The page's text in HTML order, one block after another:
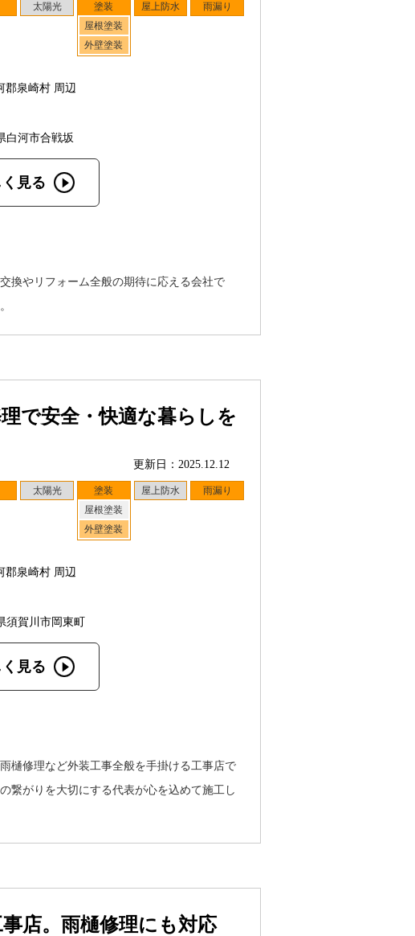
太陽光
塗装
屋根塗装
外壁塗装
屋上防水 雨漏り
郡泉崎村 周辺
白河市合戦坂
見る
換やリフォーム全般の期待に応える会社で
で安全・快適な暮らしを
更新日：2025.12.12
太陽光
塗装
屋根塗装
外壁塗装
屋上防水 雨漏り
郡泉崎村 周辺
賀川市岡東町
見る
樋修理など外装工事全般を手掛ける工事店で
繋がりを大切にする代表が心を込めて施工し
店。雨樋修理にも対応